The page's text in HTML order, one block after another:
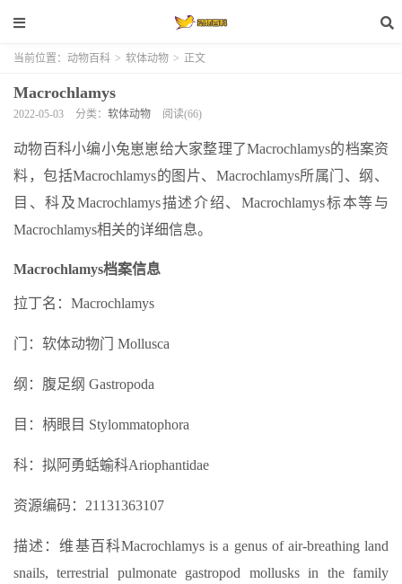
当前位置： 动物百科 > 软体动物 > 正文
Macrochlamys
2022-05-03 分类： 软体动物 阅读(66)
动物百科小编小兔崽崽给大家整理了Macrochlamys的档案资
料，包括Macrochlamys的图片、Macrochlamys所属门、纲、
目、科及Macrochlamys描述介绍、Macrochlamys标本等与
Macrochlamys相关的详细信息。
Macrochlamys档案信息
拉丁名：Macrochlamys
门：软体动物门 Mollusca
纲：腹足纲 Gastropoda
目：柄眼目 Stylommatophora
科：拟阿勇蛞蝓科Ariophantidae
资源编码：21131363107
描述：维基百科Macrochlamys is a genus of air-breathing land
snails, terrestrial pulmonate gastropod mollusks in the family